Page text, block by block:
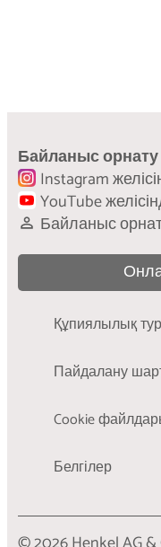
Мұнда сіз
затыңызды
керектігін
Байланыс орнату
Instagram
YouTube
Байланыс
Құпиялылық
Пайдалану
Cookie
Белгілер